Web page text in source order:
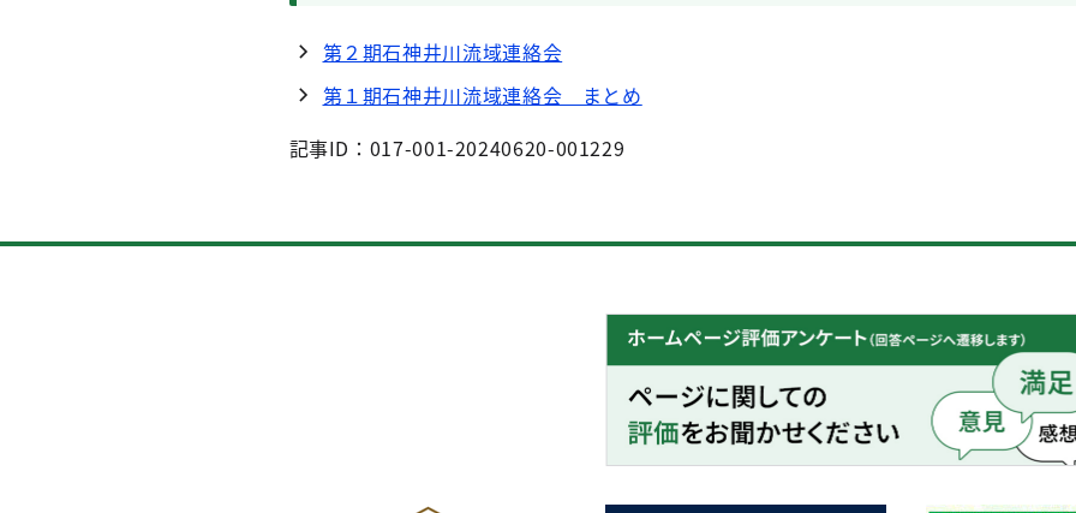
第２期石神井川流域連絡会
第１期石神井川流域連絡会 まとめ
記事ID：017-001-20240620-001229